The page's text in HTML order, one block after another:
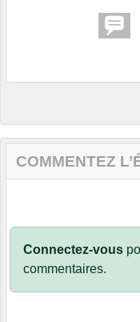
COMMENTEZ
Connectez-vous
commentaires.